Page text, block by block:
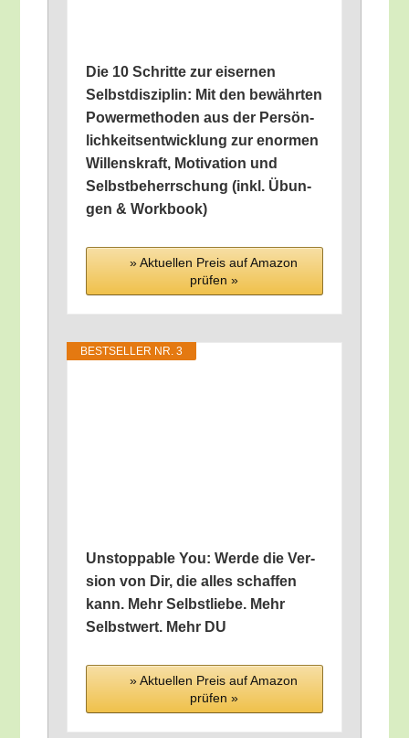
Die 10 Schrit­te zur eiser­nen
Selbst­dis­zi­plin: Mit den bewähr­ten
Power­me­tho­den aus der Per­sön­
lich­keits­ent­wick­lung zur enor­men
Wil­lens­kraft, Moti­va­ti­on und
Selbst­be­herr­schung (inkl. Übun­
gen & Workbook)
» Aktu­el­len Preis auf Ama­zon
prü­fen »
BEST­SEL­LER NR. 3
Unstoppable You: Wer­de die Ver­
si­on von Dir, die alles schaf­fen
kann. Mehr Selbst­lie­be. Mehr
Selbst­wert. Mehr DU
» Aktu­el­len Preis auf Ama­zon
prü­fen »